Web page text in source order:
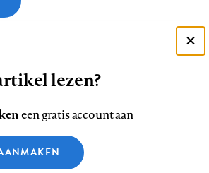
ons
op
Instagram
ons
op
YouTube
ons
Disclaimer Privacy
Medische vragen verdienen
lezen?
een gratis account aan